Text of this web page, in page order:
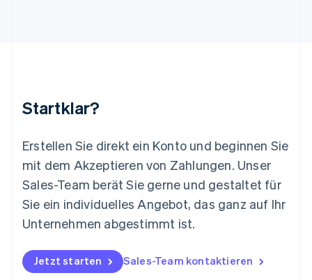
Startklar?
Erstellen Sie direkt ein Konto und beginnen Sie
mit dem Akzeptieren von Zahlungen. Unser
Sales-Team berät Sie gerne und gestaltet für
Sie ein individuelles Angebot, das ganz auf Ihr
Unternehmen abgestimmt ist.
Jetzt starten Sales-Team kontaktieren
Español English
Niederlande
NederlandsEnglish
English
Österreich
Deutsch
Polen
Portugal
PortuguêsEnglish